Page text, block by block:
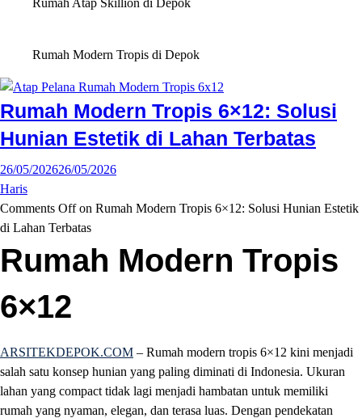
Rumah Atap Skillion di Depok
Rumah Modern Tropis di Depok
Rumah Modern Tropis 6×12: Solusi
Hunian Estetik di Lahan Terbatas
26/05/202626/05/2026
Haris
Comments Offon Rumah Modern Tropis 6×12: Solusi Hunian Estetik
di Lahan Terbatas
Rumah Modern Tropis
6×12
ARSITEKDEPOK.COM – Rumah modern tropis 6×12 kini menjadi
salah satu konsep hunian yang paling diminati di Indonesia. Ukuran
lahan yang compact tidak lagi menjadi hambatan untuk memiliki
rumah yang nyaman, elegan, dan terasa luas. Dengan pendekatan